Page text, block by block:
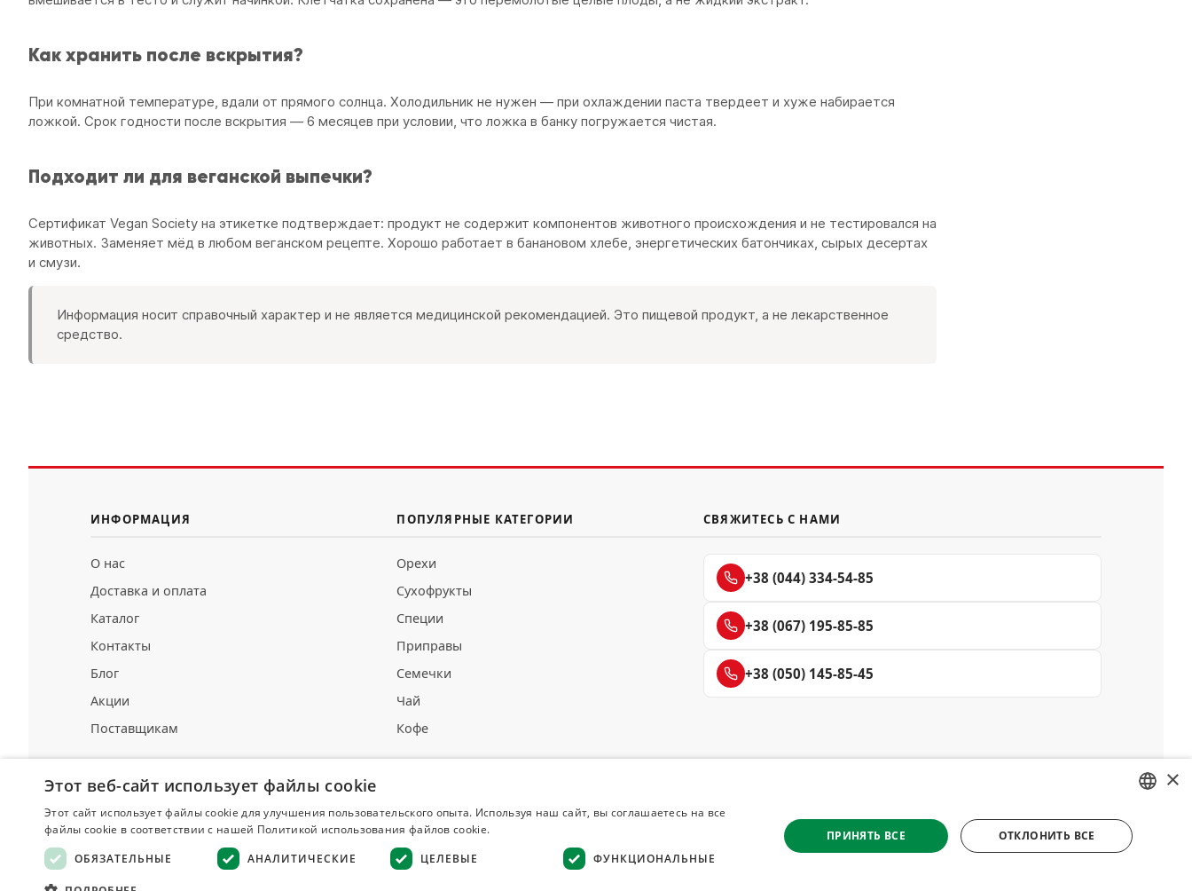
Как хранить после вскрытия?
При комнатной температуре, вдали от прямого солнца. Холодильник не нужен — при охлаждении паста твердеет и хуже набирается
ложкой. Срок годности после вскрытия — 6 месяцев при условии, что ложка в банку погружается чистая.
Подходит ли для веганской выпечки?
Сертификат Vegan Society на этикетке подтверждает: продукт не содержит компонентов животного происхождения и не тестировался на
животных. Заменяет мёд в любом веганском рецепте. Хорошо работает в банановом хлебе, энергетических батончиках, сырых десертах
и смузи.
Информация носит справочный характер и не является медицинской рекомендацией. Это пищевой продукт, а не лекарственное
средство.
ИНФОРМАЦИЯ
О нас
Доставка и оплата
Каталог
Контакты
Блог
Акции
Поставщикам
ПОПУЛЯРНЫЕ КАТЕГОРИИ
Орехи
Сухофрукты
Специи
Приправы
Семечки
Чай
Кофе
СВЯЖИТЕСЬ С НАМИ
+38 (044) 334-54-85
+38 (067) 195-85-85
+38 (050) 145-85-45
Делюкс
СПЕЦИИ И ПРЯНОСТИ
© 2008–2026 Магазин специй и пряностей Делюкс, Киев
Все материалы на сайте защищены авторским правом
RUSSIAN
UKRAINIAN
×
Этот веб-сайт использует файлы cookie
Этот сайт использует файлы cookie для улучшения пользовательского опыта. Используя наш сайт, вы соглашаетесь на все
файлы cookie в соответствии с нашей Политикой использования файлов cookie.
ОБЯЗАТЕЛЬНЫЕ
АНАЛИТИЧЕСКИЕ ЦЕЛЕВЫЕ ФУНКЦИОНАЛЬНЫЕ
ПРИНЯТЬ ВСЕ ОТКЛОНИТЬ ВСЕ